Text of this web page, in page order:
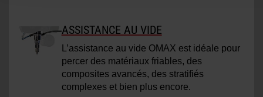
ASSISTANCE AU VIDE
L’assistance au vide OMAX est idéale pour
percer des matériaux friables, des
composites avancés, des stratifiés
complexes et bien plus encore.